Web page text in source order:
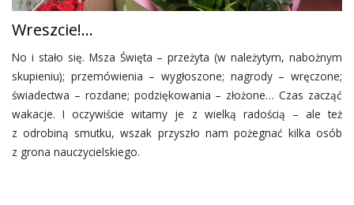
Wreszcie!...
No i stało się. Msza Święta – przeżyta (w należytym, nabożnym
skupieniu); przemówienia – wygłoszone; nagrody – wręczone;
świadectwa – rozdane; podziękowania – złożone… Czas zacząć
wakacje. I oczywiście witamy je z wielką radością – ale też
z odrobiną smutku, wszak przyszło nam pożegnać kilka osób
z grona nauczycielskiego.